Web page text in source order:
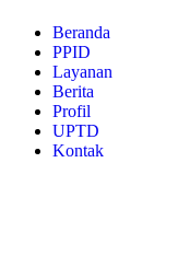
Beranda
PPID
Layanan
Berita
Profil
UPTD
Kontak